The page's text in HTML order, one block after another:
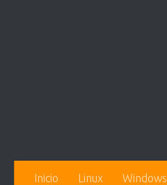
Inicio Linux Windows